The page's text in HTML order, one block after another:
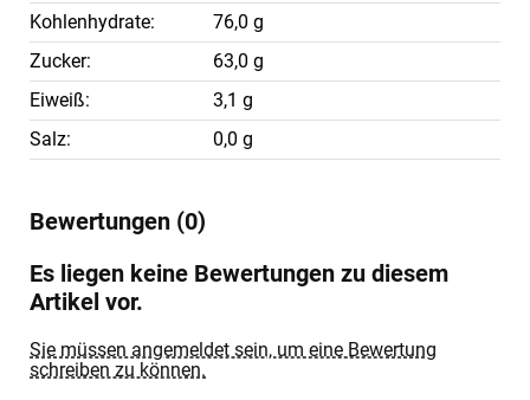
Kohlenhydrate:
76,0 g
Zucker:
63,0 g
Eiweiß:
3,1 g
Salz:
0,0 g
Bewertungen (0)
Es liegen keine Bewertungen zu diesem
Artikel vor.
Sie müssen angemeldet sein, um eine Bewertung
schreiben zu können.